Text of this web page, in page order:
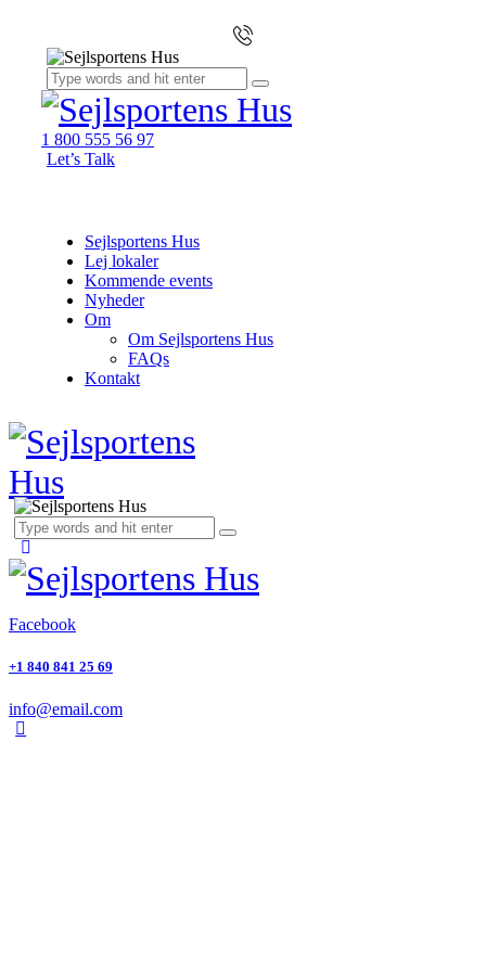
1 800 555 56 97
Let’s Talk
Sejlsportens Hus
Lej lokaler
Kommende events
Nyheder
Om
Om Sejlsportens Hus
FAQs
Kontakt
Facebook
+1 840 841 25 69
info@email.com